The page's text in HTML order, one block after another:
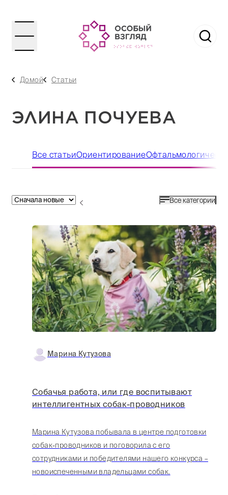
Домой Статьи
ЭЛИНА ПОЧУЕВА
Все статьиОриентирование
Все категории
Марина Кутузова
Собачья работа, или где воспитывают
интеллигентных собак-проводников
Марина Кутузова побывала в центре подготовки
собак-проводников и поговорила с его
сотрудниками и победителями нашего конкурса –
новоиспеченными владельцами собак.